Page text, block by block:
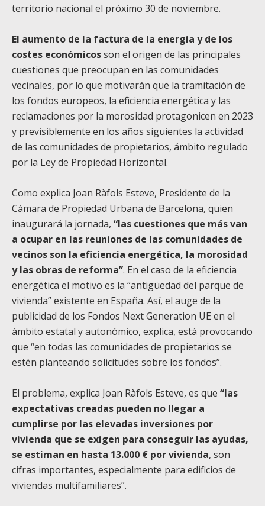
territorio nacional el próximo 30 de noviembre.
El aumento de la factura de la energía y de los
costes económicosson el origen de las principales
cuestiones que preocupan en las comunidades
vecinales, por lo que motivarán que la tramitación de
los fondos europeos, la eficiencia energética y las
reclamaciones por la morosidad protagonicen en 2023
y previsiblemente en los años siguientes la actividad
de las comunidades de propietarios, ámbito regulado
por la Ley de Propiedad Horizontal.
Como explica Joan Ràfols Esteve, Presidente de la
Cámara de Propiedad Urbana de Barcelona, quien
inaugurará la jornada, “las cuestiones que más van
a ocupar en las reuniones de las comunidades de
vecinos son la eficiencia energética, la morosidad
y las obras de reforma”. En el caso de la eficiencia
energética el motivo es la “antigüedad del parque de
vivienda” existente en España. Así, el auge de la
publicidad de los Fondos Next Generation UE en el
ámbito estatal y autonómico, explica, está provocando
que “en todas las comunidades de propietarios se
estén planteando solicitudes sobre los fondos”.
El problema, explica Joan Ràfols Esteve, es que “las
expectativas creadas pueden no llegar a
cumplirse por las elevadas inversiones por
vivienda que se exigen para conseguir las ayudas,
se estiman en hasta 13.000 € por vivienda, son
cifras importantes, especialmente para edificios de
viviendas multifamiliares”.